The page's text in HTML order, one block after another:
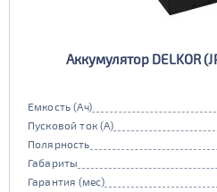
Аккумулятор DELKOR
Емкость (Ач)
Пусковой ток (А)
Полярность
Габариты
Гарантия (мес)